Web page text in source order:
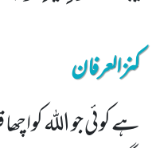
کنزالعرفان
ہے کوئی جو اللہ